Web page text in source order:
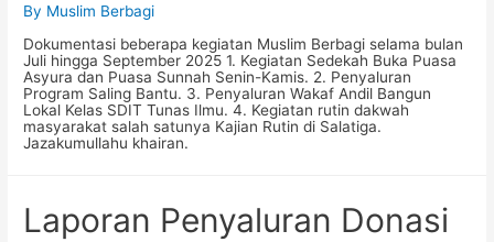
By Muslim Berbagi
Dokumentasi beberapa kegiatan Muslim Berbagi selama bulan
Juli hingga September 2025 1. Kegiatan Sedekah Buka Puasa
Asyura dan Puasa Sunnah Senin-Kamis. 2. Penyaluran
Program Saling Bantu. 3. Penyaluran Wakaf Andil Bangun
Lokal Kelas SDIT Tunas Ilmu. 4. Kegiatan rutin dakwah
masyarakat salah satunya Kajian Rutin di Salatiga.
Jazakumullahu khairan.
Laporan Penyaluran Donasi